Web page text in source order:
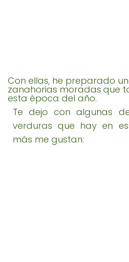
Con ellas, he preparado
zanahorias moradas que
esta época del año.
Te dejo con algunas
verduras que hay en
más me gustan: